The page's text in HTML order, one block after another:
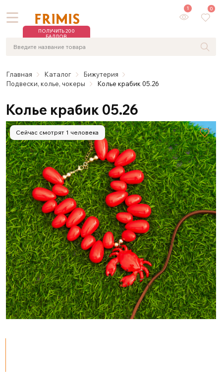
ПОЛУЧИТЬ 200
БАЛЛОВ
1 0
Главная Каталог
Бижутерия
Подвески, колье, чокеры
Колье крабик 05.26
Колье крабик 05.26
Сейчас смотрят 1 человека